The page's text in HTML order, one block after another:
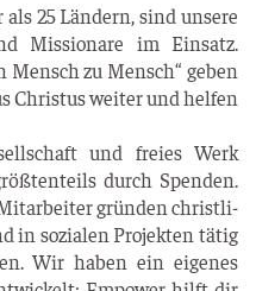
25 Län­dern, sind unse­re
Mis­sio­na­re im Ein­satz.
zu Mensch“ geben
Chris­tus wei­ter und hel­fen
und frei­es Werk
durch Spen­den.
grün­den christ­li­
in sozia­len Pro­jek­ten tätig
Wir haben ein eige­nes